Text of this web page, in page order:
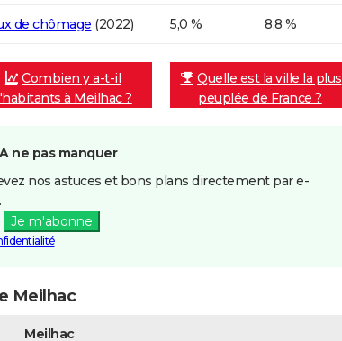
de chômage (2022) 5,0 % 8,8 %
Combien y a-t-il
à Meilhac ?
Quelle est la ville la plus
peuplée de France ?
A ne pas manquer
nos astuces et bons plans directement par e-
Je m'abonne
Meilhac
Meilhac